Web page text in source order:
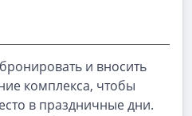
и вносить
комплекса, чтобы
в праздничные дни.